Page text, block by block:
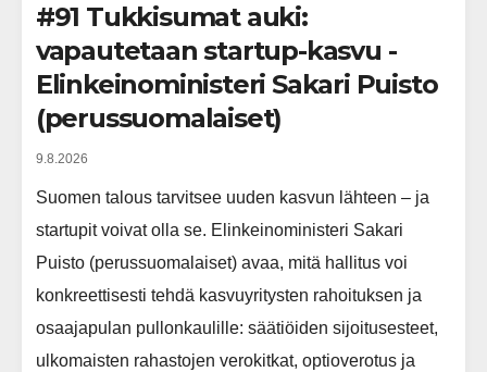
#91 Tukkisumat auki:
vapautetaan startup-kasvu -
Elinkeinoministeri Sakari Puisto
(perussuomalaiset)
9.8.2026
Suomen talous tarvitsee uuden kasvun lähteen – ja
startupit voivat olla se. Elinkeinoministeri Sakari
Puisto (perussuomalaiset) avaa, mitä hallitus voi
konkreettisesti tehdä kasvuyritysten rahoituksen ja
osaajapulan pullonkaulille: säätiöiden sijoitusesteet,
ulkomaisten rahastojen verokitkat, optioverotus ja